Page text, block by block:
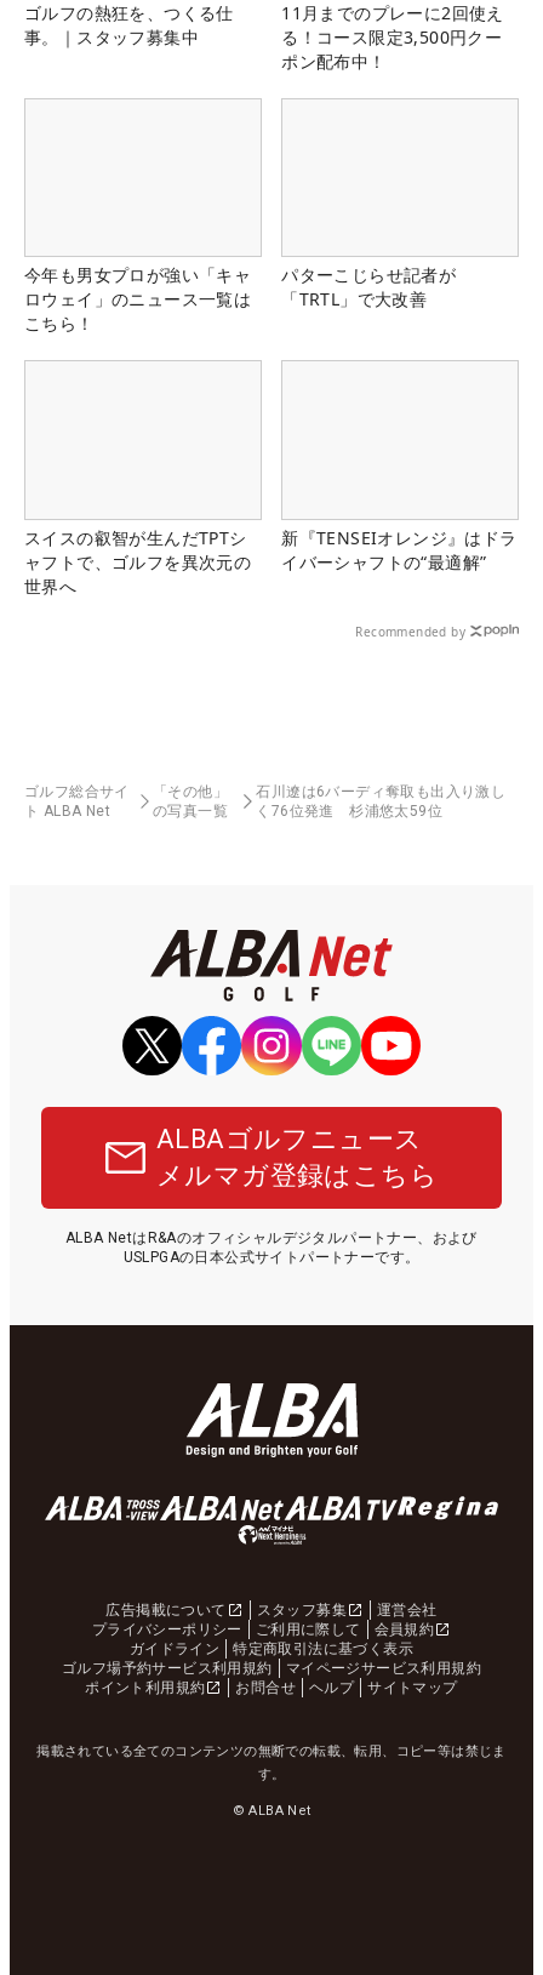
ゴルフの熱狂を、つくる仕
事。｜スタッフ募集中
11月までのプレーに2回使え
る！コース限定3,500円クー
ポン配布中！
今年も男女プロが強い「キャ
ロウェイ」のニュース一覧は
こちら！
パターこじらせ記者が
「TRTL」で大改善
スイスの叡智が生んだTPTシ
ャフトで、ゴルフを異次元の
世界へ
新『TENSEIオレンジ』はドラ
イバーシャフトの“最適解”
Recommended by
ゴルフ総合サイ
ト ALBA Net
「その他」
の写真一覧
石川遼は6バーディ奪取も出入り激し
く76位発進 杉浦悠太59位
ALBAゴルフニュース
メルマガ登録はこちら
ALBA NetはR&Aのオフィシャルデジタルパートナー、および
USLPGAの日本公式サイトパートナーです。
広告掲載について スタッフ募集
運営会社
プライバシーポリシー
ご利用に際して
会員規約
ガイドライン
特定商取引法に基づく表示
ゴルフ場予約サービス利用規約
マイページサービス利用規約
ポイント利用規約
お問合せ ヘルプ サイトマップ
掲載されている全てのコンテンツの無断での転載、転用、コピー等は禁じま
す。
© ALBA Net